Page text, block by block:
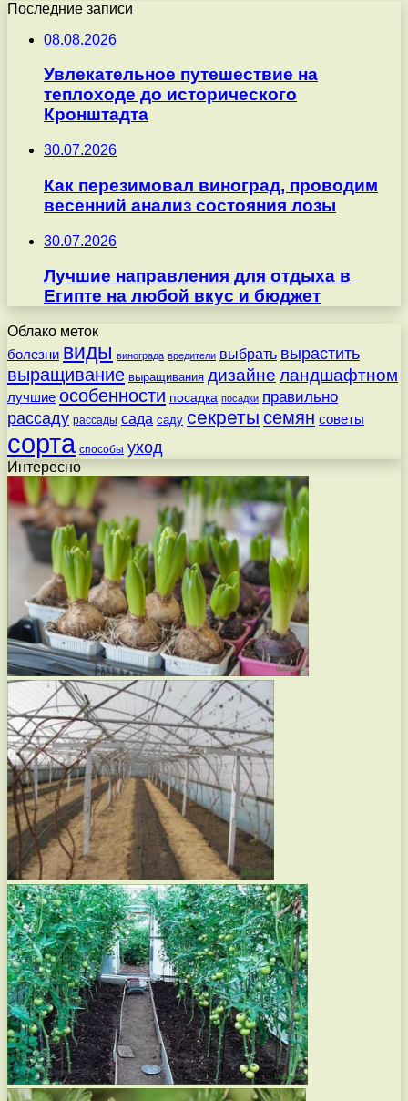
Последние записи
08.08.2026
Увлекательное путешествие на
теплоходе до исторического
Кронштадта
30.07.2026
Как перезимовал виноград, проводим
весенний анализ состояния лозы
30.07.2026
Лучшие направления для отдыха в
Египте на любой вкус и бюджет
Облако меток
болезни виды винограда вредители выбрать вырастить
выращивание выращивания дизайне ландшафтном
лучшие особенности посадка посадки правильно
рассаду рассады сада саду секреты семян советы
сорта способы уход
Интересно